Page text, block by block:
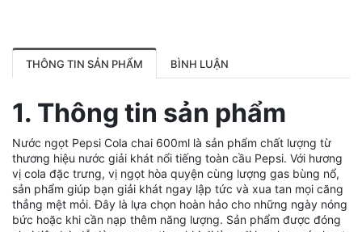
THÔNG TIN SẢN PHẨM BÌNH LUẬN
1. Thông tin sản phẩm
Nước ngọt Pepsi Cola chai 600ml là sản phẩm chất lượng từ
thương hiệu nước giải khát nổi tiếng toàn cầu Pepsi. Với hương
vị cola đặc trưng, vị ngọt hòa quyện cùng lượng gas bùng nổ,
sản phẩm giúp bạn giải khát ngay lập tức và xua tan mọi căng
thẳng mệt mỏi. Đây là lựa chọn hoàn hảo cho những ngày nóng
bức hoặc khi cần nạp thêm năng lượng. Sản phẩm được đóng